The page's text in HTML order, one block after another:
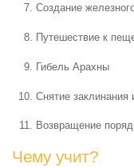
Создание
Путешествие к
Гибель Арахны
Снятие заклинания
Возвращение
Чему учит?